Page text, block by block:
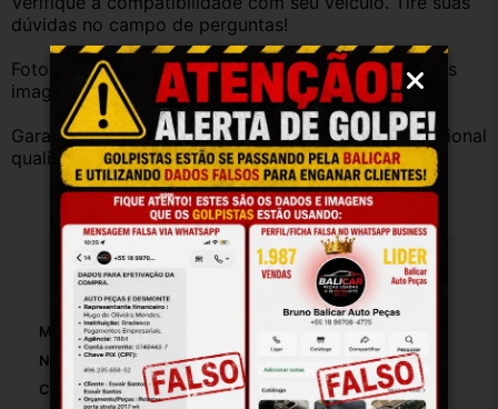
dúvidas no campo de perguntas!
Fotos reais do produto. Peça exatamente igual à das
imagens.
Garantia válida somente com instalação por profissional
qualificado.
Especificações
Marca: Mitsubish
Número De Peça: Spc01649
Cor: Cromada